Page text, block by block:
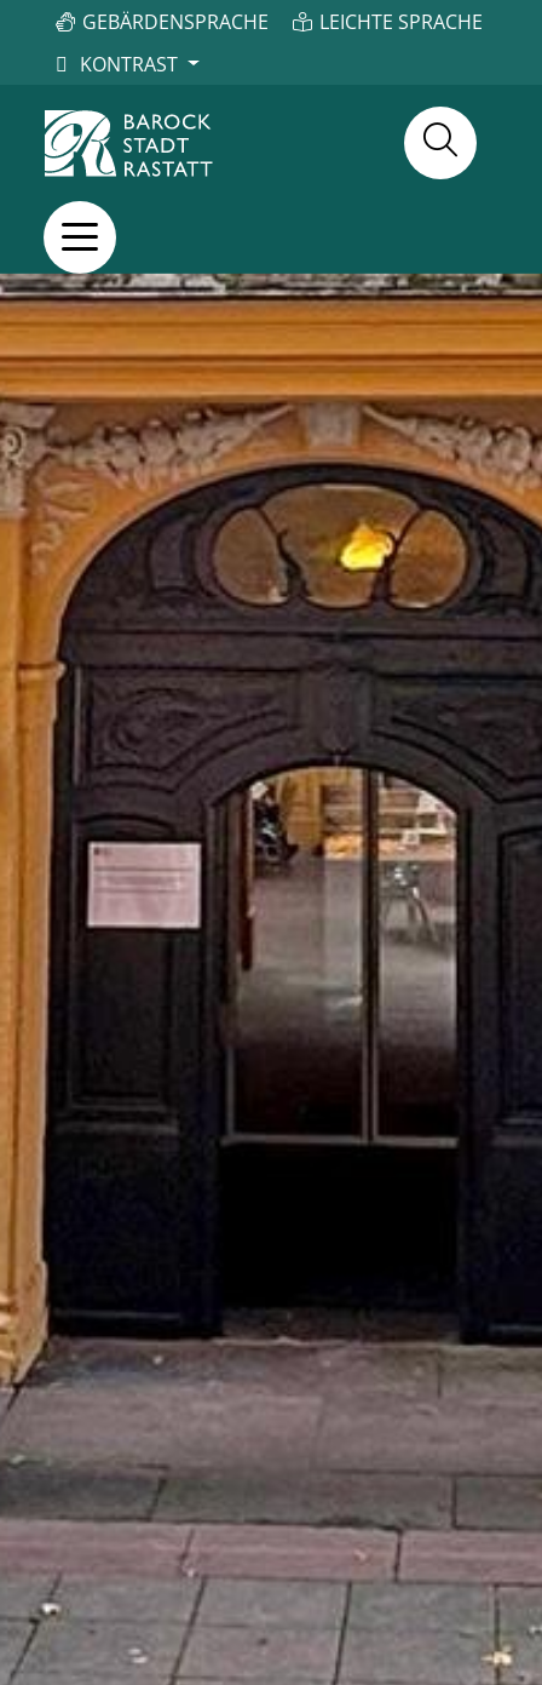
GEBÄRDENSPRACHE
LEICHTE SPRACHE
KONTRAST